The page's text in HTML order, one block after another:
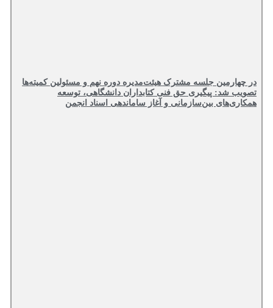
در چهارمین جلسه مشترک هیئت‌مدیره دوره نهم و مسئولین کمیته‌ها
تصویب شد: پیگیری حق فنی کتابداران دانشگاهی، توسعه
همکاری‌های بین‌سازمانی و آغاز ساماندهی اسناد انجمن